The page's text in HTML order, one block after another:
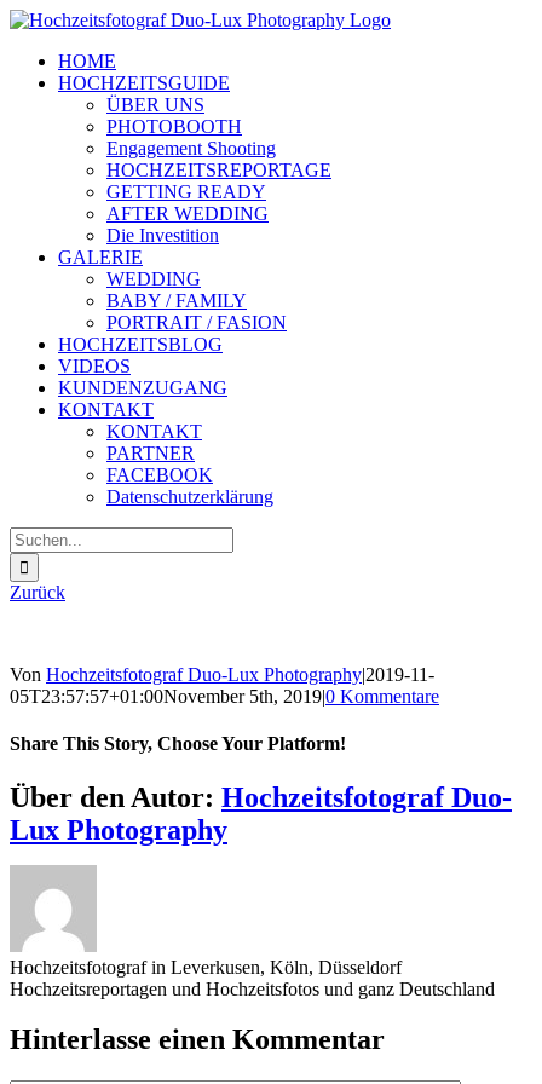
Zum
springenHOME
HOCHZEITSGUIDE
ÜBER UNS
PHOTOBOOTH
Engagement Shooting
HOCHZEITSREPORTAGE
GETTING READY
AFTER WEDDING
Die Investition
GALERIE
WEDDING
BABY / FAMILY
PORTRAIT / FASION
HOCHZEITSBLOG
VIDEOS
KUNDENZUGANG
KONTAKT
KONTAKT
PARTNER
FACEBOOK
Datenschutzerklärung
Suche
nach:
Zurück
Von Hochzeitsfotograf Duo-Lux Photography|2019-11-
05T23:57:57+01:00November 5th, 2019|0 Kommentare
Share This Story, Choose Your Platform!
Sharing_facebook
Sharing_twitter
Sharing_reddit
Über den Autor: Hochzeitsfotograf Duo-
Lux Photography
Hochzeitsfotograf in Leverkusen, Köln, Düsseldorf
Hochzeitsreportagen und Hochzeitsfotos und ganz Deutschland
Hinterlasse einen Kommentar